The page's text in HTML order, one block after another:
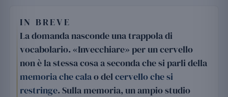
IN BREVE
La domanda nasconde una trappola di
vocabolario. «Invecchiare» per un cervello
non è la stessa cosa a seconda che si parli della
memoria che calao delcervello che si
restringe. Sulla memoria, un ampio studio